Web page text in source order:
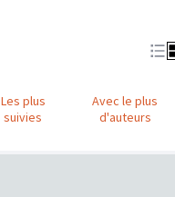
Les plus
suivies
Avec le plus
d'auteurs